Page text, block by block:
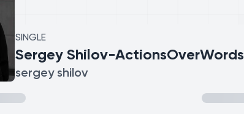
SINGLE
Sergey Shilov-ActionsOverWords
sergey shilov